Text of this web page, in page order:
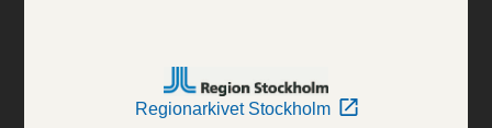
Regionarkivet Stockholm